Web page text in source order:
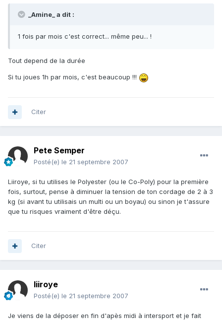
_Amine_ a dit :
1 fois par mois c'est correct... même peu... !
Tout depend de la durée
Si tu joues 1h par mois, c'est beaucoup !!!
Citer
Pete Semper
Posté(e) le 21 septembre 2007
Liiroye, si tu utilises le Polyester (ou le Co-Poly) pour la première
fois, surtout, pense à diminuer la tension de ton cordage de 2 à 3
kg (si avant tu utilisais un multi ou un boyau) ou sinon je t'assure
que tu risques vraiment d'être déçu.
Citer
liiroye
Posté(e) le 21 septembre 2007
Je viens de la déposer en fin d'apès midi à intersport et je fait